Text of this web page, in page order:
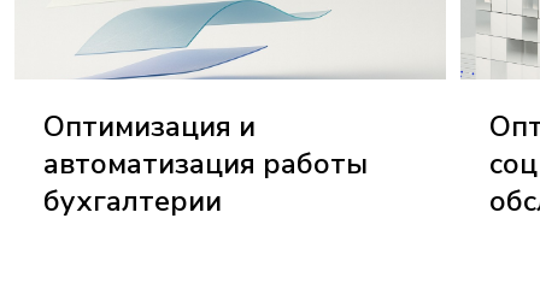
Оптимизация и
автоматизация работы
бухгалтерии